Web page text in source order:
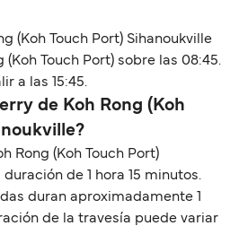
(Koh Touch Port) Sihanoukville
(Koh Touch Port) sobre las 08:45.
a las 15:45.
de Koh Rong (Koh
Rong (Koh Touch Port)
de 1 hora 15 minutos.
duran aproximadamente 1
de la travesía puede variar